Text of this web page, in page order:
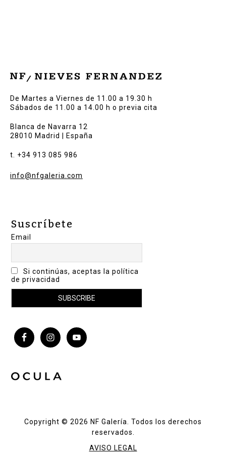
De Martes a Viernes de 11.00 a 19.30 h
Sábados de 11.00 a 14.00 h o previa cita
Blanca de Navarra 12
28010 Madrid | España
t. +34 913 085 986
info@nfgaleria.com
Suscríbete
Email
Si continúas, aceptas la política
de privacidad
Copyright © 2026 NF Galería. Todos los derechos
reservados.
AVISO LEGAL